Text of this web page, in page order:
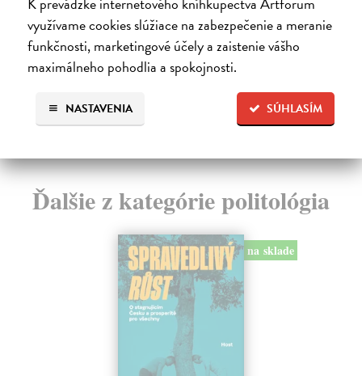
využívame cookies slúžiace na zabezpečenie a meranie
funkčnosti, marketingové účely a zaistenie vášho
maximálneho pohodlia a spokojnosti.
SÚHLASÍM
NASTAVENIA
Kniha je jedinečnou a přesvědčivou studií historického
vývoje etnických národů založeného na jazyce ...
Zasielame do 12 dní
22,60 €
23,30 € ?
Ďalšie z kategórie politológia
na sklade